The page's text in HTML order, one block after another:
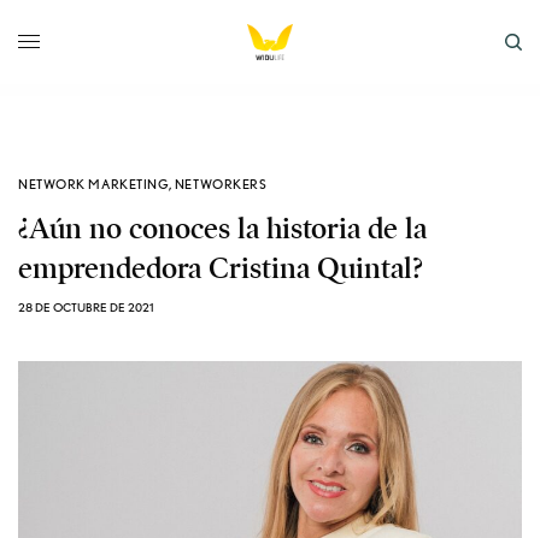
NETWORK MARKETING, NETWORKERS
¿Aún no conoces la historia de la
emprendedora Cristina Quintal?
28 DE OCTUBRE DE 2021